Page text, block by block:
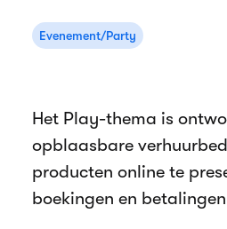
Evenement/Party
Het Play-thema is
opblaasbare
producten online te
boekingen en